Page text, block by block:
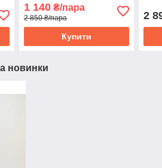
1 140₴/пара
2 850 ₴/пара
Купити
2
новинки